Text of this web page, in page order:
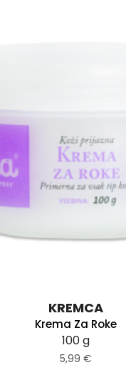
KREMCA
Krema Za Roke
100 g
5,99 €